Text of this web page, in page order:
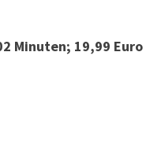
Minuten; 19,99 Euro